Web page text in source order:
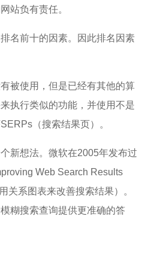
站负有责任。
名前十的因素。因此排名因素
被使用，但是已经有其他的算
执行类似的功能，并使用不是
（搜索结果页）。
新想法。微软在2005年发布过
Web Search Results
关系图表来改善搜索结果）。
糊搜索查询提供更准确的答